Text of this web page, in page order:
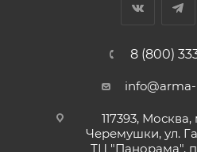
8 (800)
117393,
Черемушки, ул.
ТЦ "Панорама",